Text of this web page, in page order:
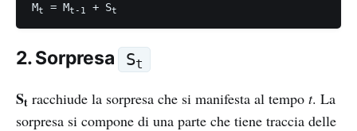
Mt = Mt-1 + St
2. Sorpresa St
St racchiude la sorpresa che si manifesta al tempo t. La
sorpresa si compone di una parte che tiene traccia delle